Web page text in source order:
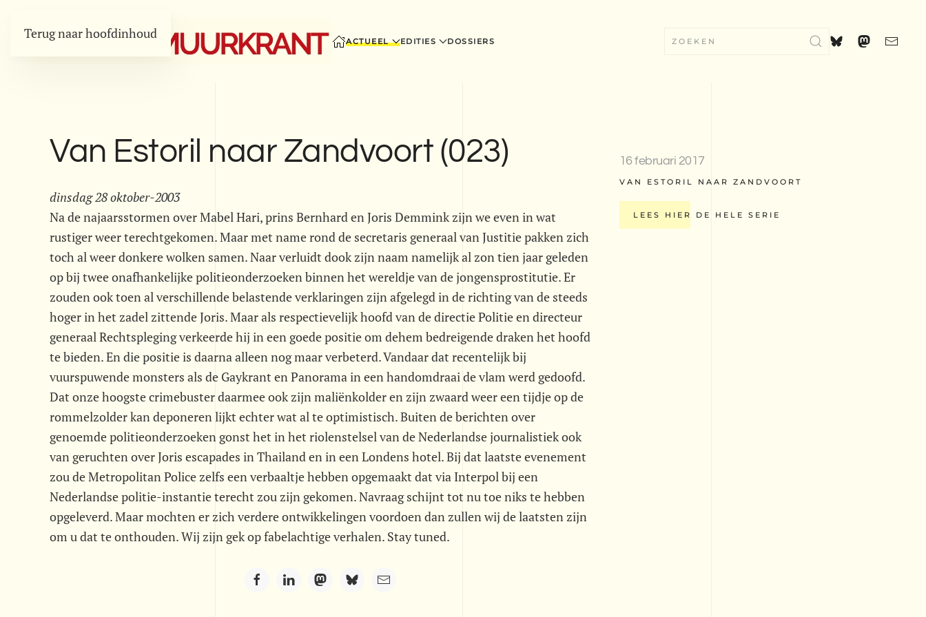
Terug naar hoofdinhoud ACTUEEL EDITIES DOSSIERS
Van Estoril naar Zandvoort (023)
dinsdag 28 oktober-2003
Na de najaarsstormen over Mabel Hari, prins Bernhard en Joris Demmink zijn we even in wat
rustiger weer terechtgekomen. Maar met name rond de secretaris generaal van Justitie pakken zich
toch al weer donkere wolken samen. Naar verluidt dook zijn naam namelijk al zon tien jaar geleden
op bij twee onafhankelijke politieonderzoeken binnen het wereldje van de jongensprostitutie. Er
zouden ook toen al verschillende belastende verklaringen zijn afgelegd in de richting van de steeds
hoger in het zadel zittende Joris. Maar als respectievelijk hoofd van de directie Politie en directeur
generaal Rechtspleging verkeerde hij in een goede positie om dehem bedreigende draken het hoofd
te bieden. En die positie is daarna alleen nog maar verbeterd. Vandaar dat recentelijk bij
vuurspuwende monsters als de Gaykrant en Panorama in een handomdraai de vlam werd gedoofd.
Dat onze hoogste crimebuster daarmee ook zijn maliënkolder en zijn zwaard weer een tijdje op de
rommelzolder kan deponeren lijkt echter wat al te optimistisch. Buiten de berichten over
genoemde politieonderzoeken gonst het in het riolenstelsel van de Nederlandse journalistiek ook
van geruchten over Joris escapades in Thailand en in een Londens hotel. Bij dat laatste evenement
zou de Metropolitan Police zelfs een verbaaltje hebben opgemaakt dat via Interpol bij een
Nederlandse politie-instantie terecht zou zijn gekomen. Navraag schijnt tot nu toe niks te hebben
opgeleverd. Maar mochten er zich verdere ontwikkelingen voordoen dan zullen wij de laatsten zijn
om u dat te onthouden. Wij zijn gek op fabelachtige verhalen. Stay tuned.
16 februari 2017
VAN ESTORIL NAAR ZANDVOORT
LEES HIER DE HELE SERIE